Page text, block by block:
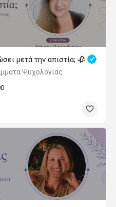
μετά την απιστία; 🥀
Ψυχολογίας